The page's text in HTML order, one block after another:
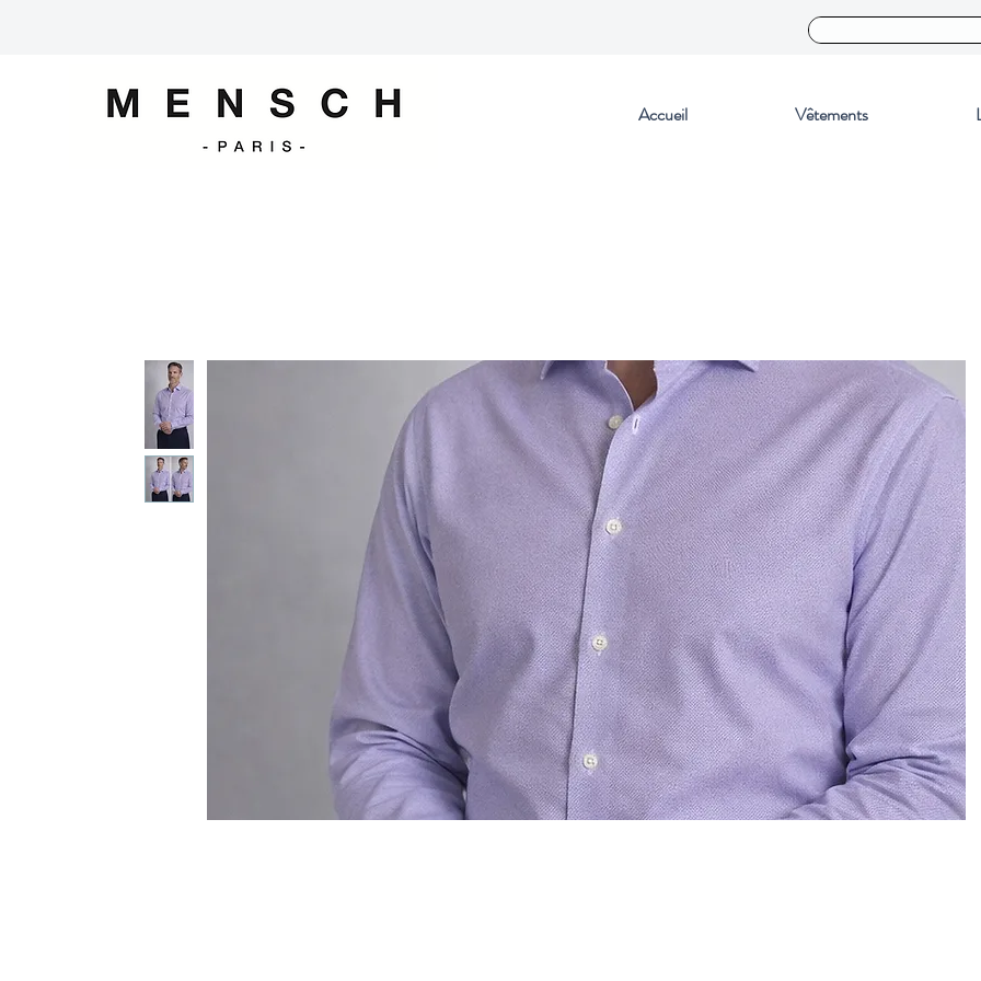
Accueil Vêtements